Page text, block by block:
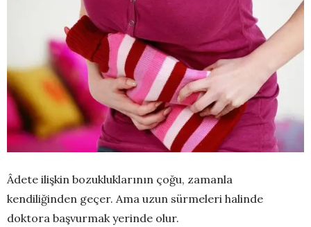
Âdete ilişkin bozukluklarının çoğu, zamanla
kendiliğinden geçer. Ama uzun sürmeleri halinde
doktora başvurmak yerinde olur.